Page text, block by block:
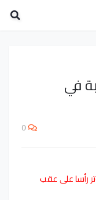
في
0
رأسا على عقب